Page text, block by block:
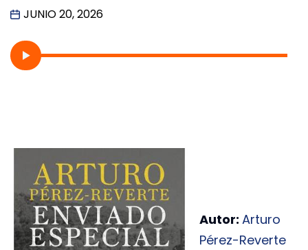
JUNIO 20, 2026
Autor: Arturo
Pérez-Reverte